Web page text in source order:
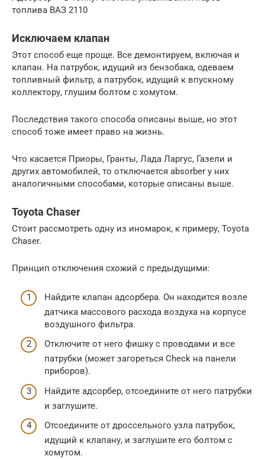
топлива ВАЗ 2110
Исключаем клапан
Этот способ еще проще. Все демонтируем, включая и
клапан. На патрубок, идущий из бензобака, одеваем
топливный фильтр, а патрубок, идущий к впускному
коллектору, глушим болтом с хомутом.
Последствия такого способа описаны выше, но этот
способ тоже имеет право на жизнь.
Что касается Приоры, Гранты, Лада Ларгус, Газели и
других автомобилей, то отключается absorber у них
аналогичными способами, которые описаны выше.
Toyota Chaser
Стоит рассмотреть одну из иномарок, к примеру, Toyota
Chaser.
Принцип отключения схожий с предыдущими:
Найдите клапан адсорбера. Он находится возле
датчика массового расхода воздуха на корпусе
воздушного фильтра.
Отключите от него фишку с проводами и все
патрубки (может загореться Check на панели
приборов).
Найдите адсорбер, отсоедините от него патрубки
и заглушите.
Отсоедините от дроссельного узла патрубок,
идущий к клапану, и заглушите его болтом с
хомутом.